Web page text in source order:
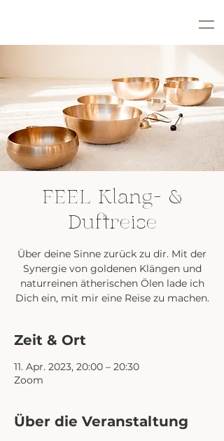
FEEL Klang- &
Duftreise
Über deine Sinne zurück zu dir. Mit der
Synergie von goldenen Klängen und
naturreinen ätherischen Ölen lade ich
Dich ein, mit mir eine Reise zu machen.
Zeit & Ort
11. Apr. 2023, 20:00 – 20:30
Zoom
Über die Veranstaltung